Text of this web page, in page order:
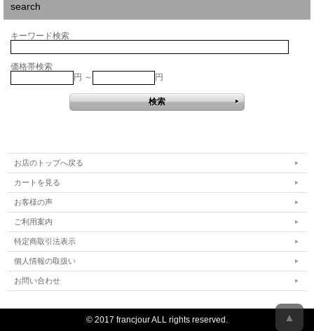
search
キーワード検索
価格帯検索
円 ～
円
お店のトップへ戻る
カートを見る
お客様の声
ご利用案内
特定商取引法表示
個人情報の取扱い
お問い合わせ
© 2017 francjour ALL rights reserved. ▲